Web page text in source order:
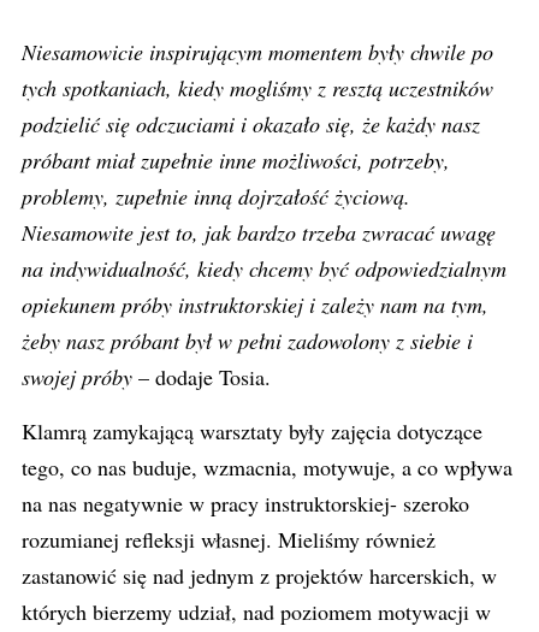
Niesamowicie inspirującym momentem były chwile po
tych spotkaniach, kiedy mogliśmy z resztą uczestników
podzielić się odczuciami i okazało się, że każdy nasz
próbant miał zupełnie inne możliwości, potrzeby,
problemy, zupełnie inną dojrzałość życiową.
Niesamowite jest to, jak bardzo trzeba zwracać uwagę
na indywidualność, kiedy chcemy być odpowiedzialnym
opiekunem próby instruktorskiej i zależy nam na tym,
żeby nasz próbant był w pełni zadowolony z siebie i
swojej próby – dodaje Tosia.
Klamrą zamykającą warsztaty były zajęcia dotyczące
tego, co nas buduje, wzmacnia, motywuje, a co wpływa
na nas negatywnie w pracy instruktorskiej- szeroko
rozumianej refleksji własnej. Mieliśmy również
zastanowić się nad jednym z projektów harcerskich, w
których bierzemy udział, nad poziomem motywacji w